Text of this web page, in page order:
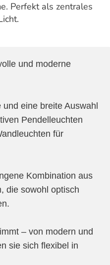
Perfekt als zentrales
und moderne
eine breite Auswahl
Pendelleuchten
für
Kombination aus
die sowohl optisch
– von modern und
sie sich flexibel in